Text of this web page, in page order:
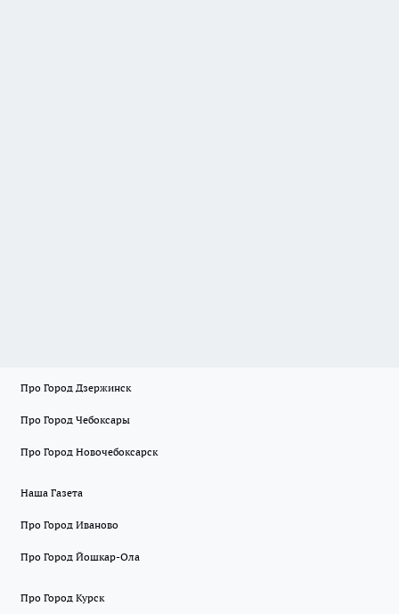
Про Город Дзержинск
Про Город Чебоксары
Про Город Новочебоксарск
Наша Газета
Про Город Иваново
Про Город Йошкар-Ола
Про Город Курск